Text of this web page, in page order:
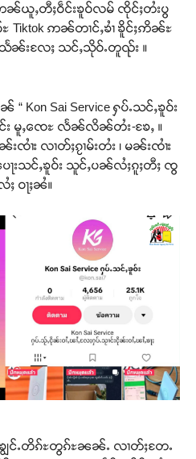
ယူႇတီႈဝဵင်းၶူဝ်လမ် ၸိုင်ႈတႆးပွ
Tiktok ဢၼ်တၢင်ႇၶၢႆ ၶိူင်ႈဢိၼ်ႊ
ၼ်းလႄႈ သင်ႇသိုဝ်ႉတူၺ်း ။
Kon Sai Service ႁပ်ႉသင်ႇၶူဝ်း
င်း မူႇၸေႊ လႅၼ်လိၼ်တႆး-ၶႄႇ ။
ၢႆး လၢတ်ႈၵႂၢမ်းတႆး ၊ မၼ်းၸၢႆး
ေႃးသင်ႇၶူဝ်း သူင်ႇပၼ်လႆႈၵူႈတီႈ ၸွ
ႈ ဝႃႈၼႆ။
ျွင်ႉတိၵ်ႊတွၵ်ႊၼၼ်ႉ လၢတ်ႈတႄႉ